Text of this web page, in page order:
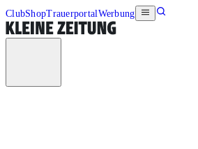
ClubShopTrauerportalWerbung